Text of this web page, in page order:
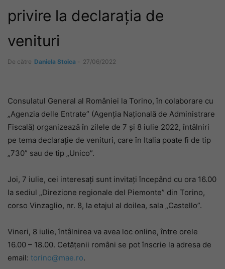
privire la declarația de
venituri
De către Daniela Stoica - 27/06/2022
Consulatul General al României la Torino, în colaborare cu
„Agenzia delle Entrate” (Agenţia Naţională de Administrare
Fiscală) organizează în zilele de 7 și 8 iulie 2022, întâlniri
pe tema declarație de venituri, care în Italia poate fi de tip
„730” sau de tip „Unico”.
Joi, 7 iulie, cei interesați sunt invitați începând cu ora 16.00
la sediul „Direzione regionale del Piemonte” din Torino,
corso Vinzaglio, nr. 8, la etajul al doilea, sala „Castello”.
Vineri, 8 iulie, întâlnirea va avea loc online, între orele
16.00 – 18.00. Cetățenii români se pot înscrie la adresa de
email: torino@mae.ro.